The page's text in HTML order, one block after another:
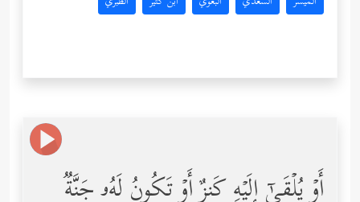
أَوۡ یُلۡقَىٰۤ إِلَیۡهِ كَنزٌ أَوۡ تَكُونُ لَهُۥ جَنَّةࣱ